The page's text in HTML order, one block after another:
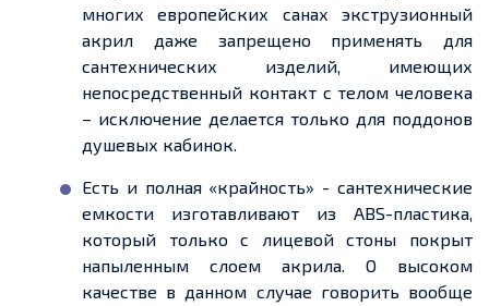
многих европейских санах экструзионный
акрил даже запрещено применять для
сантехнических изделий, имеющих
непосредственный контакт с телом человека
– исключение делается только для поддонов
душевых кабинок.
Есть и полная «крайность» - сантехнические
емкости изготавливают из ABS-пластика,
который только с лицевой стоны покрыт
напыленным слоем акрила. О высоком
качестве в данном случае говорить вообще